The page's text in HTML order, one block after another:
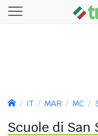
IT MAR MC
Scuole di San